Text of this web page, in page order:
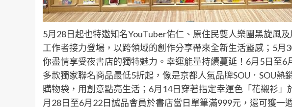
5月28日起也特邀知名YouTuber佑仁、原住民雙人樂團黑旋風
工作者接力登場，以跨領域的創作分享帶來全新生活靈感；5月
你盡情享受夜書店的獨特魅力。幸運能量持續蔓延！6月5日至
多款獨家聯名商品最低5折起，像是京都人氣品牌SOU．SOU熱
購物袋，用創意點亮生活；6月14日穿著指定幸運色「花襯衫
月28日至6月22日誠品會員於書店當日單筆滿999元，還可獲一